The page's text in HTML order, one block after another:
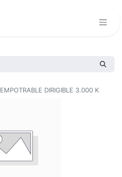
DIRIGIBLE 3.000 K